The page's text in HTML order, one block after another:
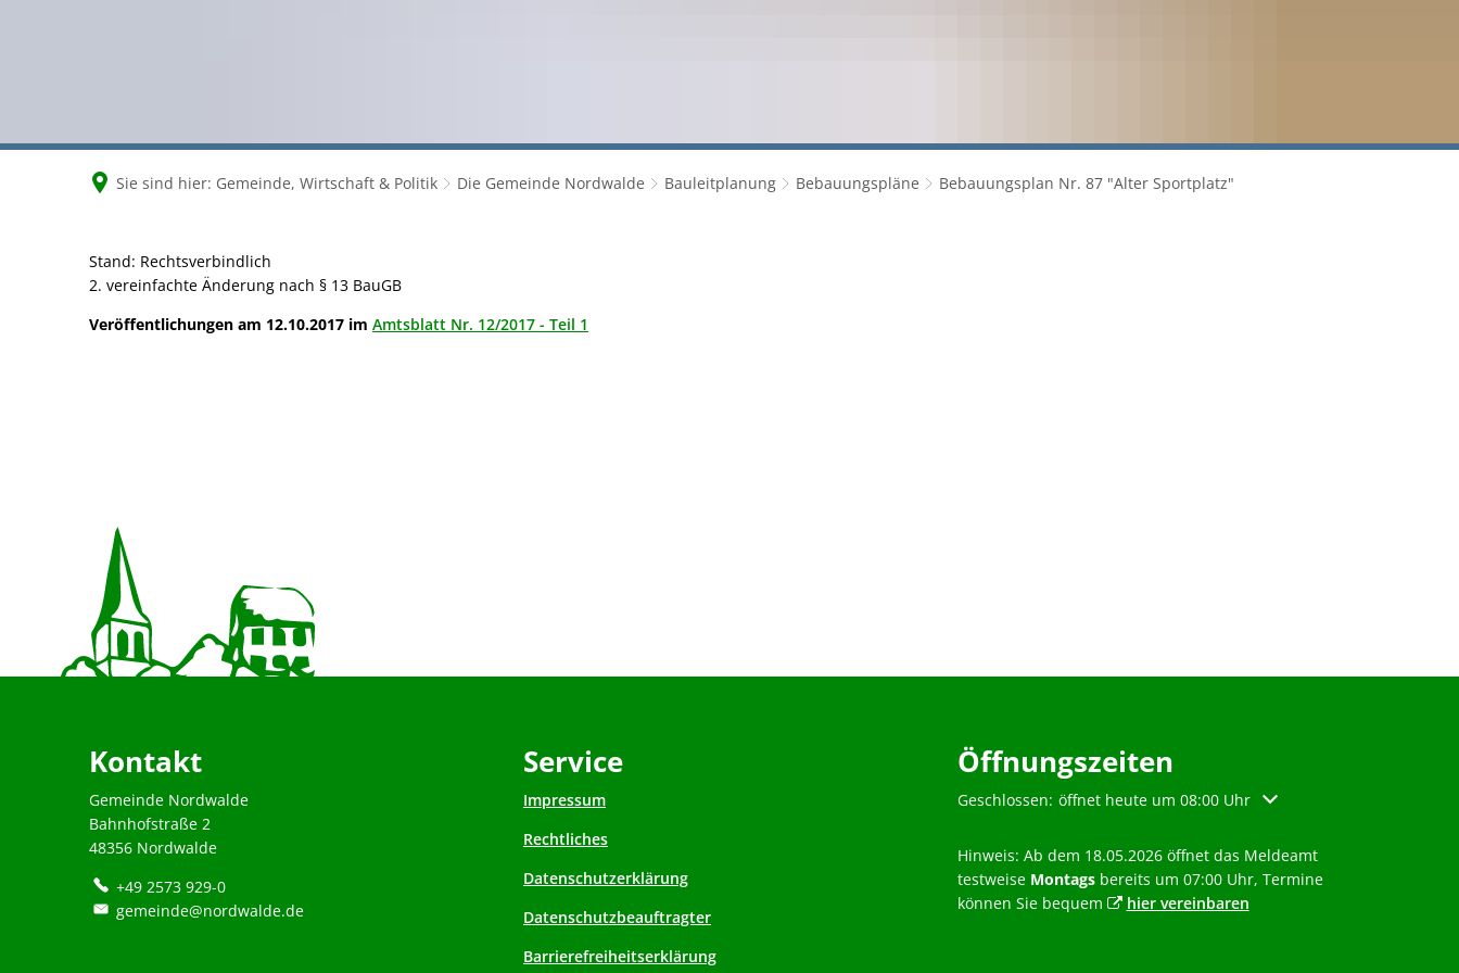
Sie sind hier: Gemeinde, Wirtschaft & Politik Die Gemeinde Nordwalde Bauleitplanung Bebauungspläne Bebauungsplan Nr. 87 "Alter Sportplatz"
Bebauungsplan
Stand: Rechtsverbindlich
2. vereinfachte Änderung nach § 13 BauGB
Veröffentlichungen am 12.10.2017 im Amtsblatt Nr. 12/2017 - Teil 1
Kontakt
Gemeinde Nordwalde
Bahnhofstraße 2
48356 Nordwalde
+49 2573 929-0
gemeinde@nordwalde.de
Service
Impressum
Rechtliches
Datenschutzerklärung
Datenschutzbeauftragter
Barrierefreiheitserklärung
Öffnungszeiten
Klicken, um weitere Öffnungs- oder Schließzeiten auszublenden
Geschlossen: öffnet heute um 08:00 Uhr
Hinweis: Ab dem 18.05.2026 öffnet das Meldeamt
testweise Montags bereits um 07:00 Uhr, Termine
können Sie bequem
hier vereinbaren